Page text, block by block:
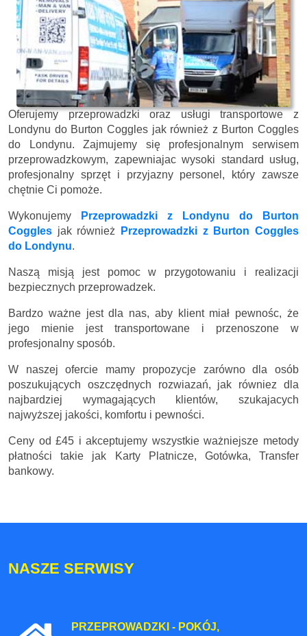
Oferujemy przeprowadzki oraz usługi transportowe z
Londynu do Burton Coggles jak również z Burton Coggles
do Londynu. Zajmujemy się profesjonalnym serwisem
przeprowadzkowym, zapewniajac wysoki standard usług,
profesjonalny sprzęt i przyjazny personel, który zawsze
chętnie Ci pomoże.
Wykonujemy
Przeprowadzki z Londynu do Burton
Coggles jak również
Przeprowadzki z Burton Coggles
do Londynu.
Naszą misją jest pomoc w przygotowaniu i realizacji
bezpiecznych przeprowadzek.
Bardzo ważne jest dla nas, aby klient miał pewnośc, że
jego mienie jest transportowane i przenoszone w
profesjonalny sposób.
W naszej ofercie mamy propozycje zarówno dla osób
poszukujących oszczędnych rozwiazań, jak równiez dla
najbardziej wymagających klientów, szukajacych
najwyższej jakości, komfortu i pewności.
Ceny od £45 i akceptujemy wszystkie ważniejsze metody
płatności takie jak Karty Platnicze, Gotówka, Transfer
bankowy.
NASZE SERWISY
PRZEPROWADZKI - POKÓJ,